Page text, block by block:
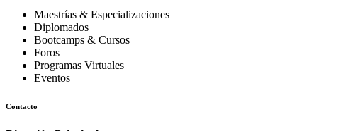
Maestrías & Especializaciones
Diplomados
Bootcamps & Cursos
Foros
Programas Virtuales
Eventos
Contacto